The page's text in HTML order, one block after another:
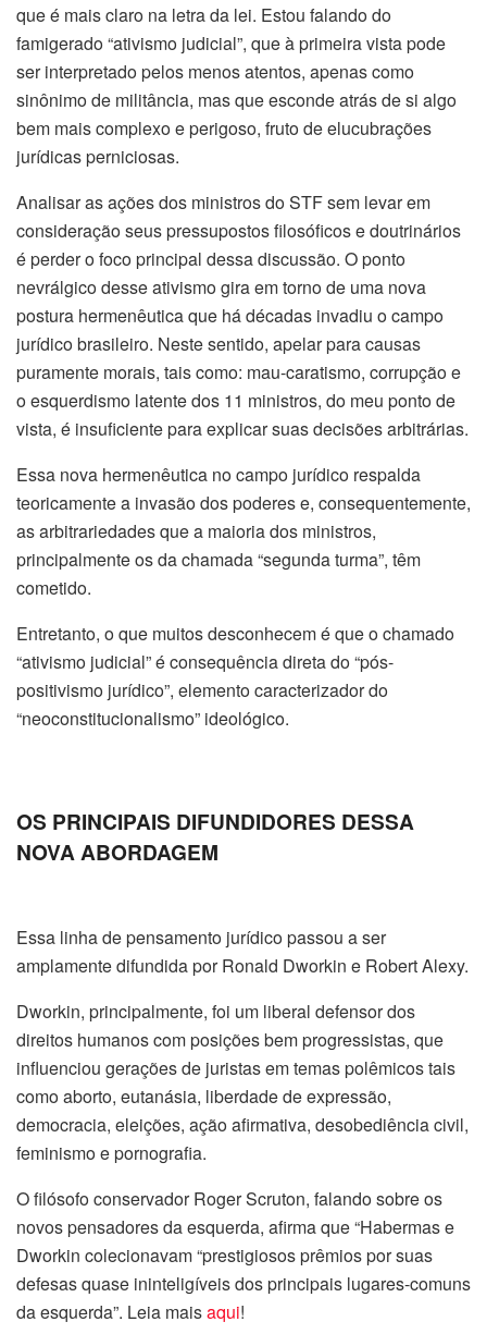
que é mais claro na letra da lei. Estou falando do
famigerado “ativismo judicial”, que à primeira vista pode
ser interpretado pelos menos atentos, apenas como
sinônimo de militância, mas que esconde atrás de si algo
bem mais complexo e perigoso, fruto de elucubrações
jurídicas perniciosas.
Analisar as ações dos ministros do STF sem levar em
consideração seus pressupostos filosóficos e doutrinários
é perder o foco principal dessa discussão. O ponto
nevrálgico desse ativismo gira em torno de uma nova
postura hermenêutica que há décadas invadiu o campo
jurídico brasileiro. Neste sentido, apelar para causas
puramente morais, tais como: mau-caratismo, corrupção e
o esquerdismo latente dos 11 ministros, do meu ponto de
vista, é insuficiente para explicar suas decisões arbitrárias.
Essa nova hermenêutica no campo jurídico respalda
teoricamente a invasão dos poderes e, consequentemente,
as arbitrariedades que a maioria dos ministros,
principalmente os da chamada “segunda turma”, têm
cometido.
Entretanto, o que muitos desconhecem é que o chamado
“ativismo judicial” é consequência direta do “pós-
positivismo jurídico”, elemento caracterizador do
“neoconstitucionalismo” ideológico.
OS PRINCIPAIS DIFUNDIDORES DESSA
NOVA ABORDAGEM
Essa linha de pensamento jurídico passou a ser
amplamente difundida por Ronald Dworkin e Robert Alexy.
Dworkin, principalmente, foi um liberal defensor dos
direitos humanos com posições bem progressistas, que
influenciou gerações de juristas em temas polêmicos tais
como aborto, eutanásia, liberdade de expressão,
democracia, eleições, ação afirmativa, desobediência civil,
feminismo e pornografia.
O filósofo conservador Roger Scruton, falando sobre os
novos pensadores da esquerda, afirma que “Habermas e
Dworkin colecionavam “prestigiosos prêmios por suas
defesas quase ininteligíveis dos principais lugares-comuns
da esquerda”. Leia maisaqui!